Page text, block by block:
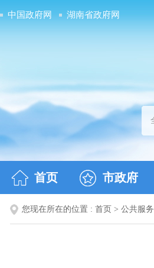
中国政府网 湖南省政府网
首页 市政府
您现在所在的位置 : 首页 > 公共服务